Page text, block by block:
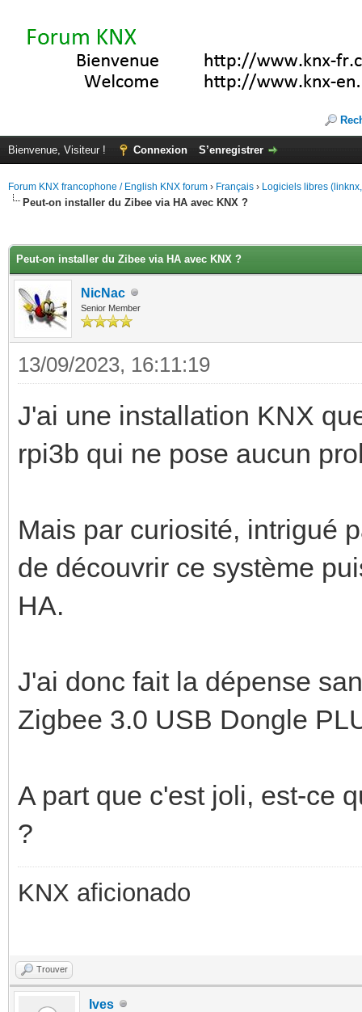
Bienvenue, Visiteur ! Connexion S’enregistrer
Forum KNX francophone / English KNX forum › Français › Logiciels libres
Peut-on installer du Zibee via HA avec KNX ?
Peut-on installer du Zibee via HA avec KNX ?
NicNac
Senior Member
13/09/2023, 16:11:19
J'ai une installation KNX
rpi3b qui ne pose aucun
Mais par curiosité, intrigué
de découvrir ce système
HA.
J'ai donc fait la dépense
Zigbee 3.0 USB Dongle
A part que c'est joli, est-ce
?
KNX aficionado
Trouver
Ives